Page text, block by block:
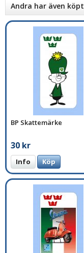
Andra har även köpt
BP Skattemärke
30 kr
Info Köp